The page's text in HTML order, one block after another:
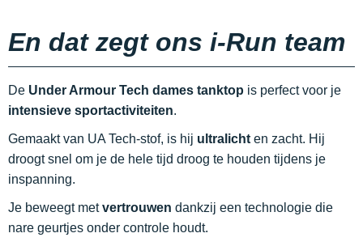
En dat zegt ons i-Run team
De Under Armour Tech dames tanktop is perfect voor je
intensieve sportactiviteiten.
Gemaakt van UA Tech-stof, is hij ultralicht en zacht. Hij
droogt snel om je de hele tijd droog te houden tijdens je
inspanning.
Je beweegt metvertrouwen dankzij een technologie die
nare geurtjes onder controle houdt.